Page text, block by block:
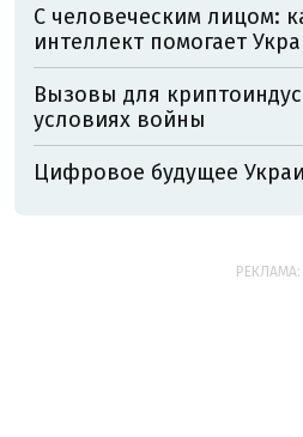
С человеческим лицом:
интеллект помогает
Вызовы для
условиях войны
Цифровое будущее
РЕКЛАМА: